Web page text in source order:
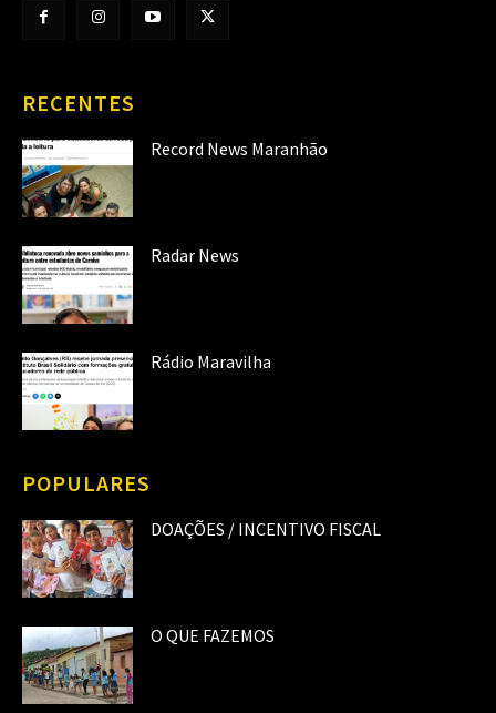
RECENTES
Record News Maranhão
Radar News
Rádio Maravilha
POPULARES
DOAÇÕES / INCENTIVO FISCAL
O QUE FAZEMOS